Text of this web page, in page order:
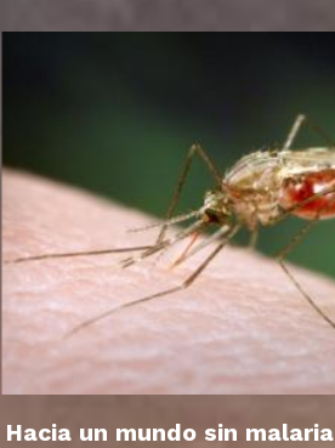
Hacia un mundo sin malaria